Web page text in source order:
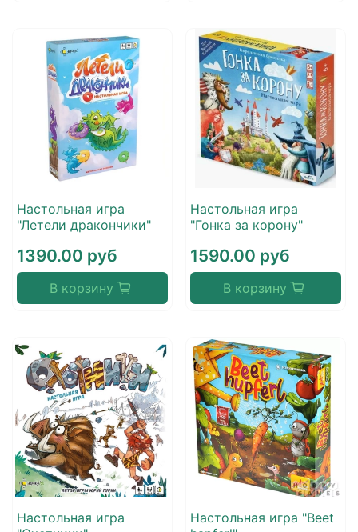
Настольная игра
"Летели дракончики"
1390.00 руб
В корзину
Настольная игра
"Гонка за корону"
1590.00 руб
В корзину
Настольная игра
Настольная игра "Beet